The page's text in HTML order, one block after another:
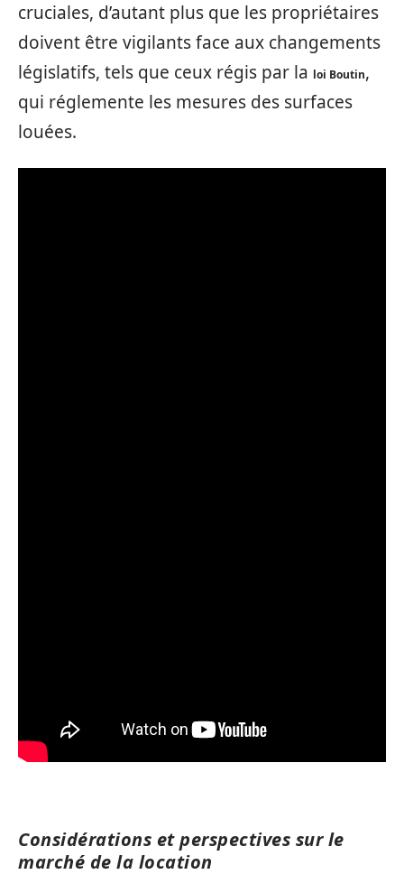
cruciales, d’autant plus que les propriétaires
doivent être vigilants face aux changements
législatifs, tels que ceux régis par la loi Boutin,
qui réglemente les mesures des surfaces
louées.
Considérations et perspectives sur le
marché de la location